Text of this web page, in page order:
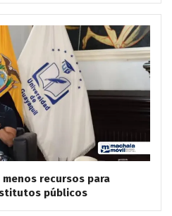
recursos para
públicos